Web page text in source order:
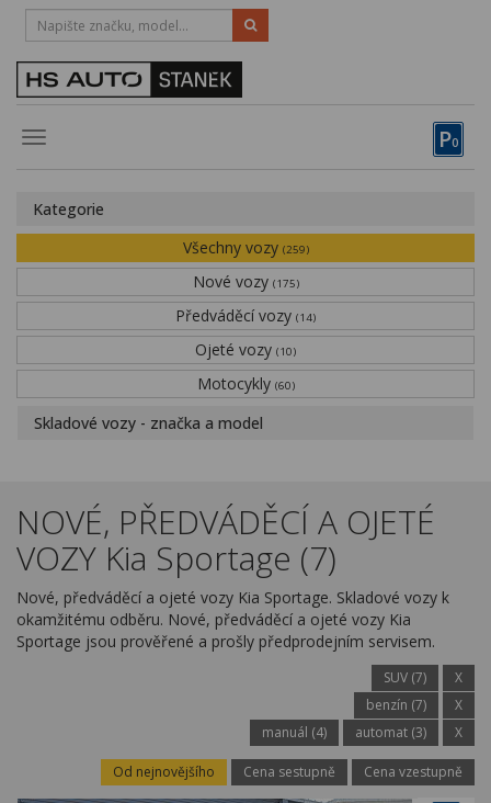
P0
Toggle
HOTLINE:
STRAKONICE-383 335 366
Obytné vozy
Financování
Novinky
Kontakty
Kategorie
Všechny vozy (259)
Nové vozy (175)
Předváděcí vozy (14)
Ojeté vozy (10)
Motocykly (60)
Skladové vozy - značka a model
NOVÉ, PŘEDVÁDĚCÍ A OJETÉ
VOZY Kia Sportage (7)
Nové, předváděcí a ojeté vozy Kia Sportage. Skladové vozy k
okamžitému odběru. Nové, předváděcí a ojeté vozy Kia
Sportage jsou prověřené a prošly předprodejním servisem.
SUV (7)
X
benzín (7)
X
manuál (4)
automat (3) X
Od nejnovějšího Cena sestupně Cena vzestupně